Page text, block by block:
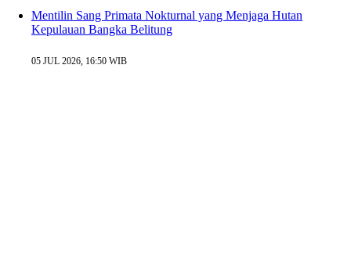
Mentilin Sang Primata Nokturnal yang Menjaga Hutan
Kepulauan Bangka Belitung
05 JUL 2026, 16:50 WIB